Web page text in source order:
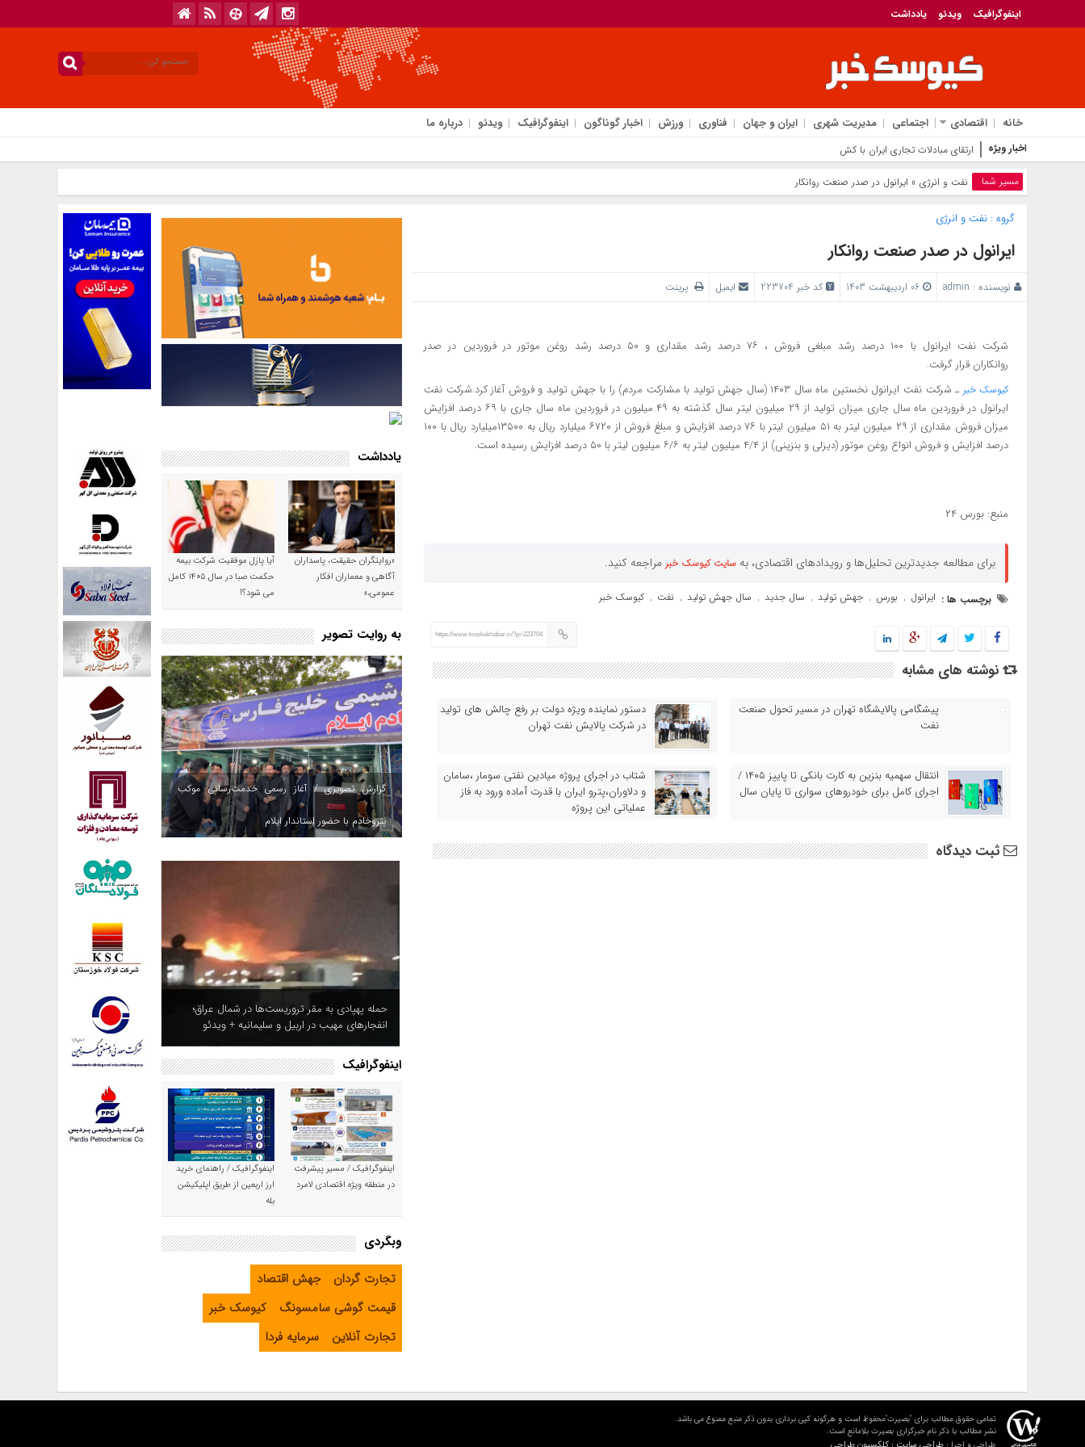
اینفوگرافیک ویدئو یادداشت
خانه اقتصادی اجتماعی مدیریت شهری ایران و جهان فناوری ورزش اخبار گوناگون اینفوگرافیک ویدئو درباره ما
اخبار ویژه ارتقای مبادلات تجاری ایران با کشورهای عضو اتحادی
مسیر شما نفت و انرژی » ایرانول در صدر صنعت روانکار
گروه :نفت و انرژی
ایرانول در صدر صنعت روانکار
نویسنده : admin کد خبر 223704 ایمیل پرینت
شرکت نفت ایرانول با ۱۰۰ درصد رشد مبلغی فروش ، ۷۶ درصد رشد مقداری و ۵۰ درصد رشد روغن موتور در فروردین در صدر
روانکاران قرار گرفت.
کیوسک خبر
ـ شرکت نفت ایرانول نخستین ماه سال ۱۴۰۳ (سال جهش تولید با مشارکت مردم) را با جهش تولید و فروش آغاز کرد.شرکت نفت
ایرانول در فروردین ماه سال جاری میزان تولید از ۲۹ میلیون لیتر سال گذشته به ۴۹ میلیون در فروردین ماه سال جاری با ۶۹ درصد افزایش
میزان فروش مقداری از ۲۹ میلیون لیتر به ۵۱ میلیون لیتر با ۷۶ درصد افزایش و مبلغ فروش از ۶۷۲۰ میلیارد ریال به ۱۳۵۰۰میلیارد ریال با ۱۰۰
درصد افزایش و فروش انواع روغن موتور (دیزلی و بنزینی) از ۴/۴ میلیون لیتر به ۶/۶ میلیون لیتر با ۵۰ درصد افزایش رسیده است.
منبع: بورس ۲۴
برای مطالعه جدیدترین تحلیل‌ها و رویدادهای اقتصادی، به سایت کیوسک خبر مراجعه کنید.
برچسب ها : ایرانول , بورس , جهش تولید , سال جدید , سال جهش تولید , نفت , کیوسک خبر
https://www.kioskekhabar.ir/?p=223704
نوشته های مشابه
پیشگامی پالایشگاه تهران در مسیر تحول صنعت
نفت
دستور نماینده ویژه دولت بر رفع چالش های تولید
در شرکت پالایش نفت تهران
انتقال سهمیه بنزین به کارت بانکی تا پاییز ۱۴۰۵ /
اجرای کامل برای خودروهای سواری تا پایان سال
شتاب در اجرای پروژه میادین نفتی سومار ،سامان
و دلاوران،پترو ایران با قدرت آماده ورود به فاز
عملیاتی این پروژه
ثبت دیدگاه
یادداشت
«روایتگران حقیقت، پاسداران
آگاهی و معماران افکار
عمومی،»
آیا پازل موفقیت شرکت بیمه
حکمت صبا در سال ۱۴۰۵ کامل
می شود؟!
به روایت تصویر
گزارش تصویری / آغاز رسمی خدمت‌رسانی موکب
پتروخادم با حضور استاندار ایلام
حمله پهپادی به مقر تروریست‌ها در شمال عراق؛
انفجارهای مهیب در اربیل و سلیمانیه + ویدئو
اینفوگرافیک
اینفوگرافیک / مسیر پیشرفت
در منطقه ویژه اقتصادی لامرد
اینفوگرافیک / راهنمای خرید
ارز اربعین از طریق اپلیکیشن
بله
وبگردی
تجارت گردان
جهش اقتصاد
قیمت گوشی سامسونگ
کیوسک خبر
تجارت آنلاین
سرمایه فردا
تمامی حقوق مطالب برای "بصیرت"محفوظ است و هرگونه کپی برداری بدون ذکر منبع ممنوع می باشد.
نشر مطالب با ذکر نام خبرگزاری بصیرت بلامانع است.